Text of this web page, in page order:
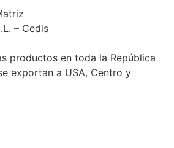
– Cedis
productos en toda la República
exportan a USA, Centro y